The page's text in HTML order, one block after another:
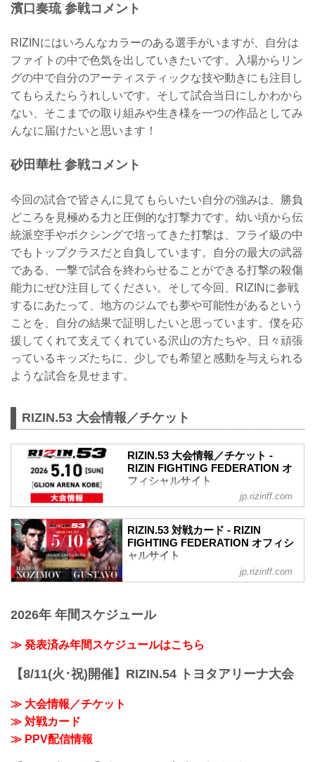
濱口奏琉 参戦コメント
RIZINにはいろんなカラーのある選手がいますが、自分は
ファイトの中で色気を出していきたいです。入場からリン
グの中で自分のアーティスティックな技や動きにも注目し
てもらえたらうれしいです。そして試合当日にしかわから
ない、そこまでの取り組みや生き様を一つの作品としてみ
んなに届けたいと思います！
砂田華杜 参戦コメント
今回の試合で皆さんに見てもらいたい自分の強みは、勝負
どころを見極める力と圧倒的な打撃力です。幼い頃から伝
統派空手やボクシングで培ってきた打撃は、フライ級の中
でもトップクラスだと自負しています。自分の最大の武器
である、一撃で試合を終わらせることができる打撃の殺傷
能力にぜひ注目してください。そして今回、RIZINに参戦
するにあたって、地方のジムでも夢や可能性があるという
ことを、自分の結果で証明したいと思っています。僕を応
援してくれて支えてくれている沢山の方たちや、日々頑張
っているキッズたちに、少しでも希望と感動を与えられる
ような試合を見せます。
RIZIN.53 大会情報／チケット
RIZIN.53 大会情報／チケット -
RIZIN FIGHTING FEDERATION オ
フィシャルサイト
2026年5月10日（日）12:00開場（予定）
／14:00開始（予定）
※開場・開始時間は予定です。決定次第
RIZIN FFオフィシャルサイトにてご案内
阪急「神戸三宮駅」：徒歩 約18分
JR「三ノ宮駅」：徒歩 約20分
駅」：徒歩 約13分
jp.rizinff.com
RIZIN.53 対戦カード - RIZIN
FIGHTING FEDERATION オフィシ
ャルサイト
ライト級タイトルマッチ／イルホム・ノ
RIZIN MMAルール：5分3R（71.0kg）
ボ
RIZIN MMAルール：5分3R（61.0kg）
太田忍 vs. 金太郎
jp.rizinff.com
2026年 年間スケジュール
≫ 発表済み年間スケジュールはこちら
【8/11(火･祝)開催】RIZIN.54 トヨタアリーナ大会
≫ 大会情報／チケット
≫ 対戦カード
≫ PPV配信情報